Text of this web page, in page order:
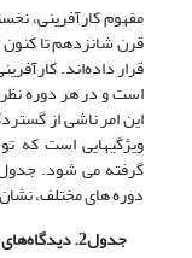
مفهوم کارآفرینی،
قرن شانزدهم تا کنون
قرار داده‌اند.
است و در هر دوره
این امر ناشی از
ویژگیهایی است که
دوره های مختلف،
جدول2. دیدگاه‌های مختلف راجع به کارآفرینی در دوره‌های مختلف